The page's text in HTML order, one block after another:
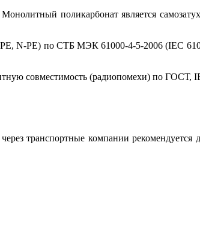
поликарбонат является
N-PE) по СТБ МЭК 61000-4-5-2006 (IEC
совместимость (радиопомехи) по ГОСТ,
транспортные компании рекомендуется